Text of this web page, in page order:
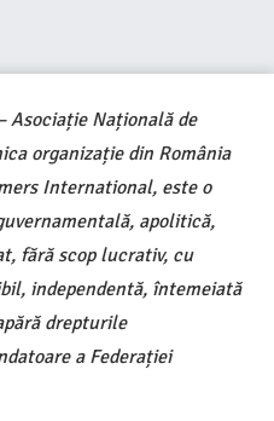
Asociație Națională de
organizație din România
International, este o
apolitică,
fără scop lucrativ, cu
independentă, întemeiată
drepturile
a Federației